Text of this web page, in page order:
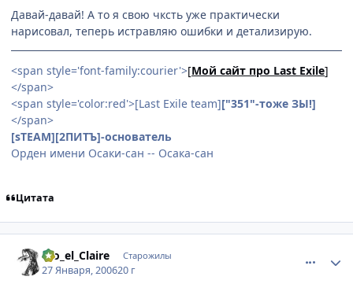
Давай-давай! А то я свою чксть уже практически
нарисовал, теперь истравляю ошибки и детализирую.
<span style='font-family:courier'>[Мой сайт про Last Exile]
</span>
<span style='color:red'>[Last Exile team]["351"-тоже ЗЫ!]
</span>
[sTEAM][2ПИТЪ]-основатель
Орден имени Осаки-сан -- Осака-сан
Цитата
Dio_el_Claire Старожилы
27 Января, 200620 г